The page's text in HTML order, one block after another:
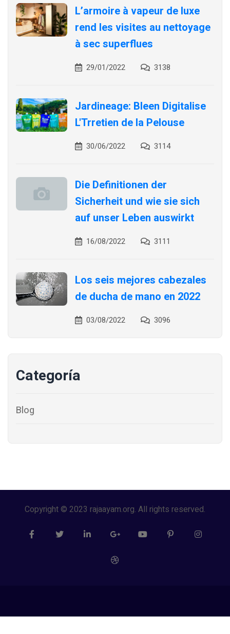
L’armoire à vapeur de luxe
rend les visites au nettoyage
à sec superflues
29/01/2022 3138
Jardineage: Bleen Digitalise
L'Trretien de la Pelouse
30/06/2022 3114
Die Definitionen der
Sicherheit und wie sie sich
auf unser Leben auswirkt
16/08/2022 3111
Los seis mejores cabezales
de ducha de mano en 2022
03/08/2022 3096
Categoría
Blog
Copyright © 2023 rajaayam.org. All rights reserved.